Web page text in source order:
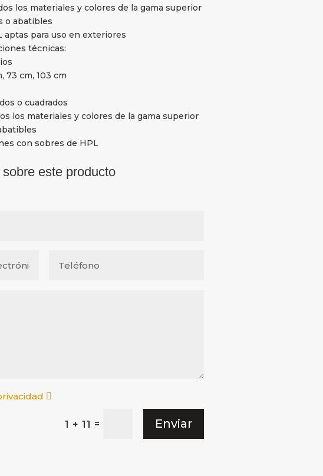
los materiales y colores de la gama superior
o abatibles
aptas para uso en exteriores
técnicas:
73 cm, 103 cm
o cuadrados
los materiales y colores de la gama superior
con sobres de HPL
este producto
1 + 11 = Enviar